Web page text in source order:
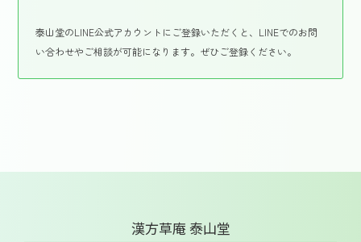
泰山堂のLINE公式アカウントにご登録いただくと、LINEでのお問
い合わせやご相談が可能になります。ぜひご登録ください。
漢方草庵 泰山堂